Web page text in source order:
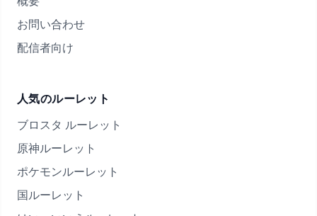
お問い合わせ
配信者向け
人気のルーレット
ブロスタ ルーレット
原神ルーレット
ポケモンルーレット
国ルーレット